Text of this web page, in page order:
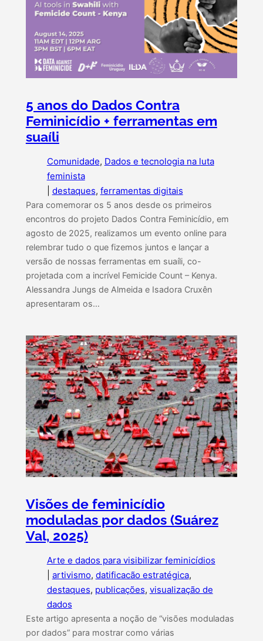
5 anos do Dados Contra
Feminicídio + ferramentas em
suaíli
Comunidade, Dados e tecnologia na luta
feminista
destaques, ferramentas digitais
Para comemorar os 5 anos desde os primeiros
encontros do projeto Dados Contra Feminicídio, em
agosto de 2025, realizamos um evento online para
relembrar tudo o que fizemos juntos e lançar a
versão de nossas ferramentas em suaíli, co-
projetada com a incrível Femicide Count – Kenya.
Alessandra Jungs de Almeida e Isadora Cruxên
apresentaram os…
Visões de feminicídio
moduladas por dados (Suárez
Val, 2025)
Arte e dados para visibilizar feminicídios
artivismo, datificacão estratégica
destaques, publicações, visualização de
dados
Este artigo apresenta a noção de “visões moduladas
por dados” para mostrar como várias